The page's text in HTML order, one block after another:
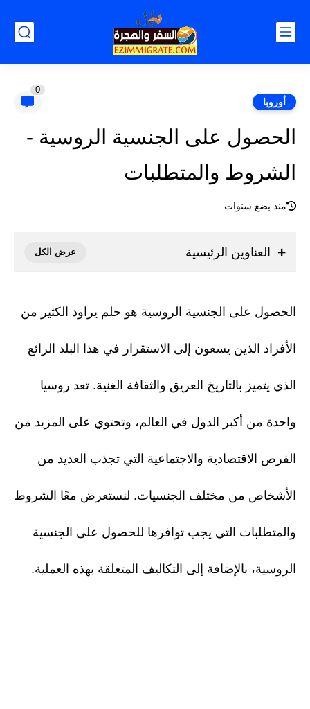
أوروبا
0
الحصول على الجنسية الروسية -
الشروط والمتطلبات
منذ بضع سنوات
العناوين الرئيسية
الحصول على الجنسية الروسية هو حلم يراود الكثير من
الأفراد الذين يسعون إلى الاستقرار في هذا البلد الرائع
الذي يتميز بالتاريخ العريق والثقافة الغنية. تعد روسيا
واحدة من أكبر الدول في العالم، وتحتوي على المزيد من
الفرص الاقتصادية والاجتماعية التي تجذب العديد من
الأشخاص من مختلف الجنسيات. لنستعرض معًا الشروط
والمتطلبات التي يجب توافرها للحصول على الجنسية
الروسية، بالإضافة إلى التكاليف المتعلقة بهذه العملية.